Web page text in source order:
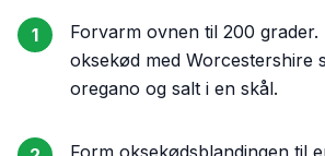
1
Forvarm ovnen til 200 grader.
oksekød med Worcestershire
oregano og salt i en skål.
Form oksekødsblandingen til